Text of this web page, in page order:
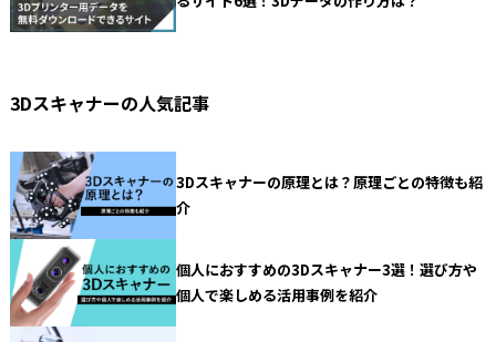
3Dスキャナーの人気記事
3Dスキャナーの原理とは？原理ごとの特徴も紹
介
個人におすすめの3Dスキャナー3選！選び方や
個人で楽しめる活用事例を紹介